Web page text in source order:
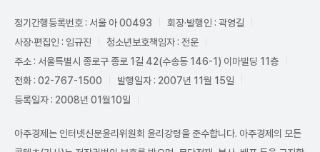
정기간행등록번호 : 서울 아 00493
회장·발행인 : 곽영길
사장·편집인 : 임규진
청소년보호책임자 : 전운
주소 : 서울특별시 종로구 종로 1길 42(수송동 146-1) 이마빌딩 11층
전화 : 02-767-1500
발행일자 : 2007년 11월 15일
등록일자 : 2008년 01월10일
아주경제는 인터넷신문윤리위원회 윤리강령을 준수합니다. 아주경제의 모든